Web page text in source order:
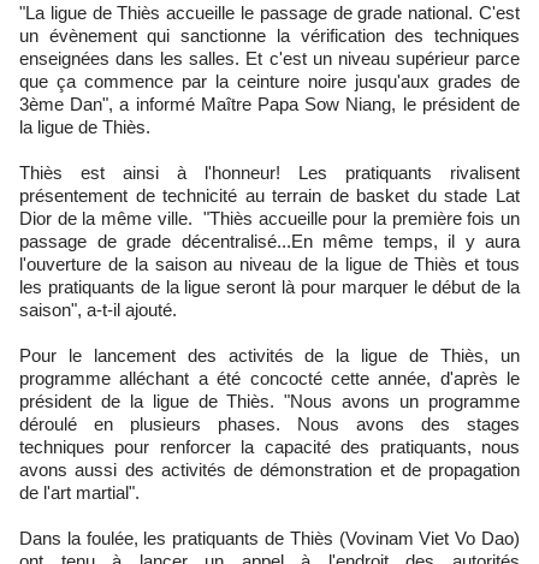
"La ligue de Thiès accueille le passage de grade national. C'est
un évènement qui sanctionne la vérification des techniques
enseignées dans les salles. Et c'est un niveau supérieur parce
que ça commence par la ceinture noire jusqu'aux grades de
3ème Dan", a informé Maître Papa Sow Niang, le président de
la ligue de Thiès.
Thiès est ainsi à l'honneur! Les pratiquants rivalisent
présentement de technicité au terrain de basket du stade Lat
Dior de la même ville. "Thiès accueille pour la première fois un
passage de grade décentralisé...En même temps, il y aura
l'ouverture de la saison au niveau de la ligue de Thiès et tous
les pratiquants de la ligue seront là pour marquer le début de la
saison", a-t-il ajouté.
Pour le lancement des activités de la ligue de Thiès, un
programme alléchant a été concocté cette année, d'après le
président de la ligue de Thiès. "Nous avons un programme
déroulé en plusieurs phases. Nous avons des stages
techniques pour renforcer la capacité des pratiquants, nous
avons aussi des activités de démonstration et de propagation
de l'art martial".
Dans la foulée, les pratiquants de Thiès (Vovinam Viet Vo Dao)